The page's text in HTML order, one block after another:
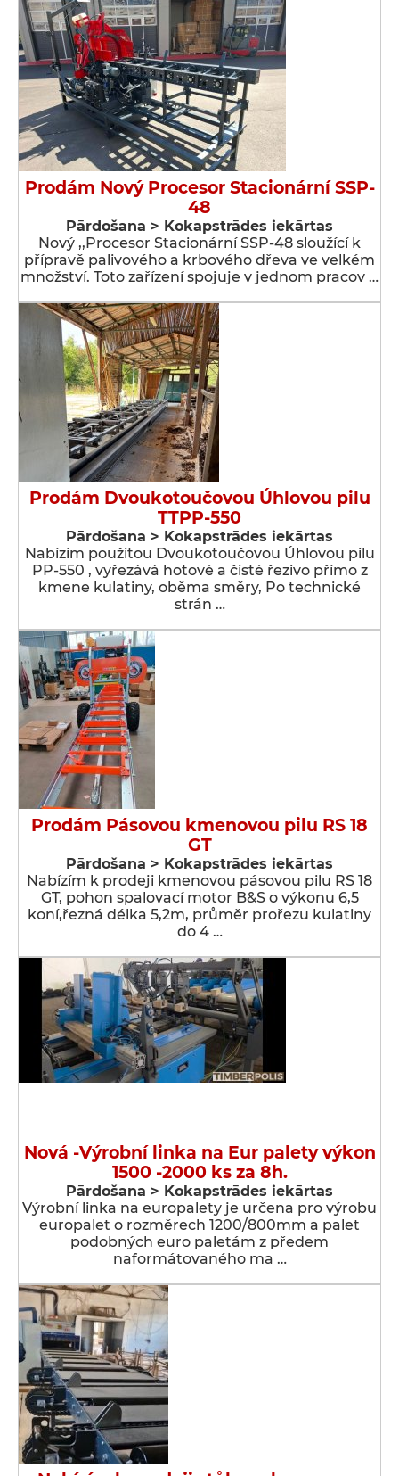
Prodám Nový Procesor Stacionární SSP-
48
Pārdošana > Kokapstrādes iekārtas
Nový ,,Procesor Stacionární SSP-48 sloužící k
přípravě palivového a krbového dřeva ve velkém
množství. Toto zařízení spojuje v jednom pracov …
Prodám Dvoukotoučovou Úhlovou pilu
TTPP-550
Pārdošana > Kokapstrādes iekārtas
Nabízím použitou Dvoukotoučovou Úhlovou pilu
PP-550 , vyřezává hotové a čisté řezivo přímo z
kmene kulatiny, oběma směry, Po technické
strán …
Prodám Pásovou kmenovou pilu RS 18
GT
Pārdošana > Kokapstrādes iekārtas
Nabízím k prodeji kmenovou pásovou pilu RS 18
GT, pohon spalovací motor B&S o výkonu 6,5
koní,řezná délka 5,2m, průměr prořezu kulatiny
do 4 …
Nová -Výrobní linka na Eur palety výkon
1500 -2000 ks za 8h.
Pārdošana > Kokapstrādes iekārtas
Výrobní linka na europalety je určena pro výrobu
europalet o rozměrech 1200/800mm a palet
podobných euro paletám z předem
naformátovaného ma …